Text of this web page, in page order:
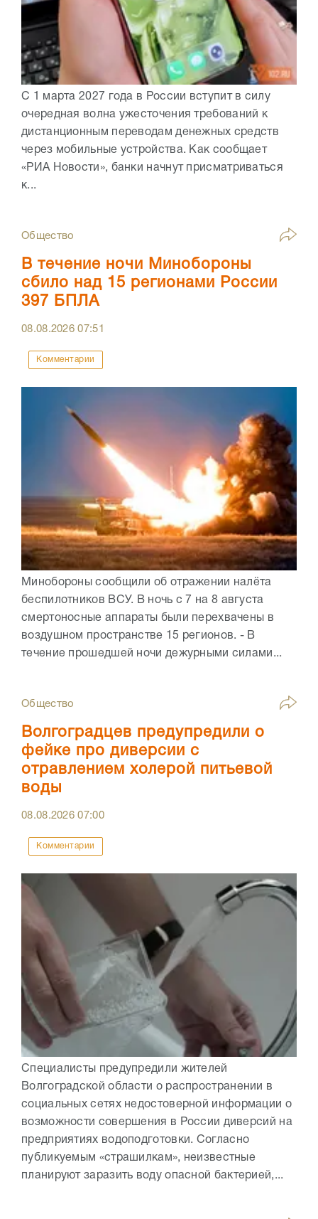
С 1 марта 2027 года в России вступит в силу
очередная волна ужесточения требований к
дистанционным переводам денежных средств
через мобильные устройства. Как сообщает
«РИА Новости», банки начнут присматриваться
к...
Общество
В течение ночи Минобороны
сбило над 15 регионами России
397 БПЛА
08.08.202607:51
Комментарии
Минобороны сообщили об отражении налёта
беспилотников ВСУ. В ночь с 7 на 8 августа
смертоносные аппараты были перехвачены в
воздушном пространстве 15 регионов. - В
течение прошедшей ночи дежурными силами...
Общество
Волгоградцев предупредили о
фейке про диверсии с
отравлением холерой питьевой
воды
08.08.202607:00
Комментарии
Специалисты предупредили жителей
Волгоградской области о распространении в
социальных сетях недостоверной информации о
возможности совершения в России диверсий на
предприятиях водоподготовки. Согласно
публикуемым «страшилкам», неизвестные
планируют заразить воду опасной бактерией,...